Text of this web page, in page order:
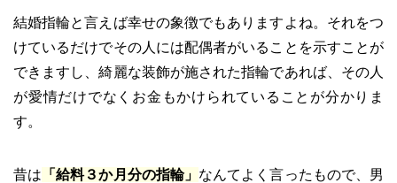
結婚指輪と言えば幸せの象徴でもありますよね。それをつ
けているだけでその人には配偶者がいることを示すことが
できますし、綺麗な装飾が施された指輪であれば、その人
が愛情だけでなくお金もかけられていることが分かりま
す。
昔は 「給料３か月分の指輪」 なんてよく言ったもので、男